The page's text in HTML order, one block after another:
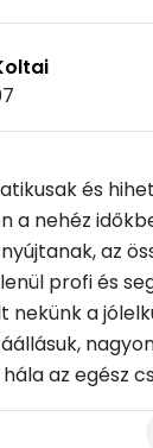
és
a nehéz
az
profi és
nekünk a
az egész